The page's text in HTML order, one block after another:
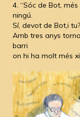
4. “Sóc de Bot, més
ningú.
Sí, devot de Bot,i
Amb tres anys
barri
on hi ha molt més